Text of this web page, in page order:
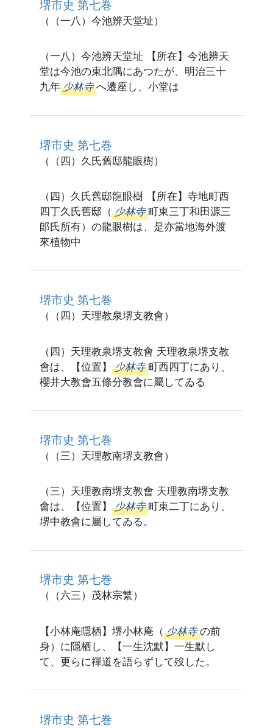
堺市史 第七巻
（（一八）今池辨天堂址）
（一八）今池辨天堂址 【所在】今池辨天
堂は今池の東北隅にあつたが、明治三十
九年 少林寺 へ遷座し、小堂は
堺市史 第七巻
（（四）久氏舊邸龍眼樹）
（四）久氏舊邸龍眼樹 【所在】寺地町西
四丁久氏舊邸（ 少林寺 町東三丁和田源三
郞氏所有）の龍眼樹は、是亦當地海外渡
來植物中
堺市史 第七巻
（（四）天理教泉堺支教會）
（四）天理教泉堺支教會 天理教泉堺支教
會は、【位置】 少林寺 町西四丁にあり、
櫻井大教會五條分教會に屬してゐる
堺市史 第七巻
（（三）天理教南堺支教會）
（三）天理教南堺支教會 天理教南堺支教
會は、【位置】 少林寺 町東二丁にあり、
堺中教會に屬してゐる。
堺市史 第七巻
（（六三）茂林宗繁）
【小林庵隱栖】堺小林庵（ 少林寺 の前
身）に隱栖し、【一生沈默】一生默し
て、更らに禪道を語らずして歿した。
堺市史 第七巻